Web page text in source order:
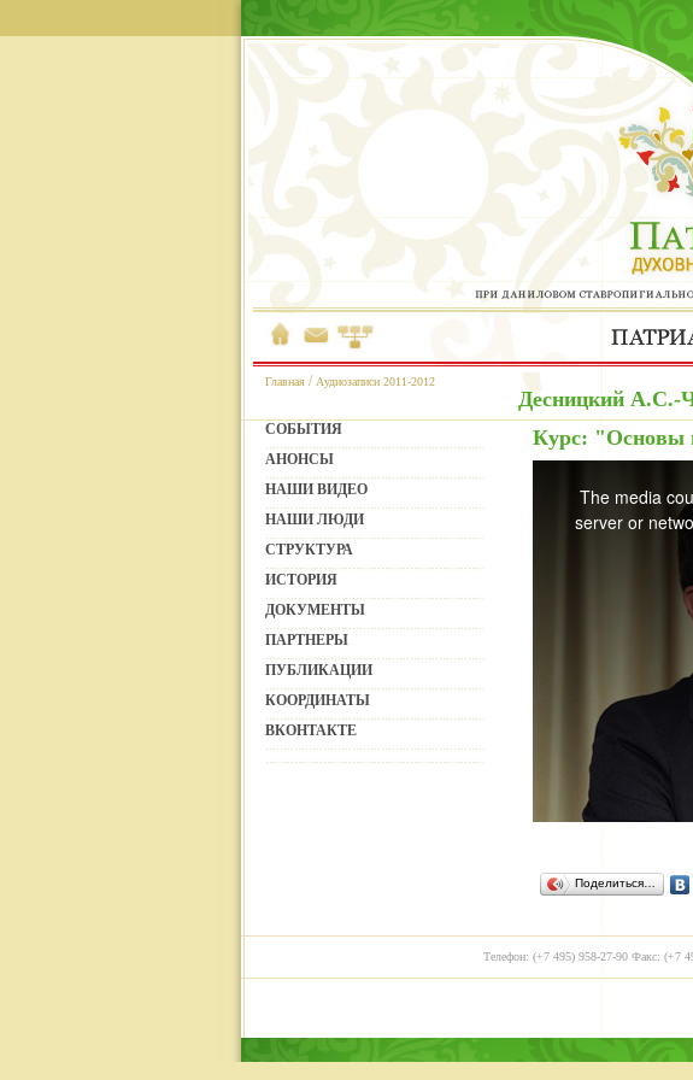
Главная / Аудиозаписи 2011-2012
Десницкий А.С.-
СОБЫТИЯ
АНОНСЫ
НАШИ ВИДЕО
НАШИ ЛЮДИ
СТРУКТУРА
ИСТОРИЯ
ДОКУМЕНТЫ
ПАРТНЕРЫ
ПУБЛИКАЦИИ
КООРДИНАТЫ
ВКОНТАКТЕ
Курс: "Основы
The media
server or
Поделиться…
Телефон: (+7 495) 958-27-90 Факс: (+7